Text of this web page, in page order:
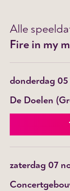
Alle
Fire in my
donderdag
De Doelen
zaterdag 07